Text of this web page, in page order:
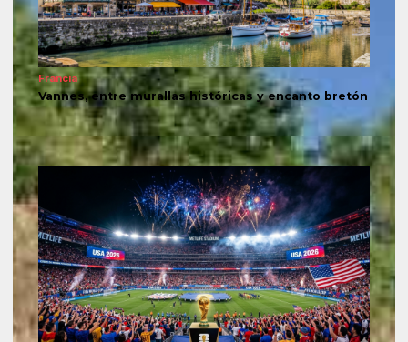
Francia
Vannes, entre murallas históricas y encanto bretón